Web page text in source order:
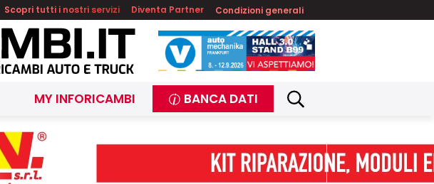
Scopri tutti i nostri servizi Diventa Partner Condizioni generali
MY INFORICAMBI BANCA DATI